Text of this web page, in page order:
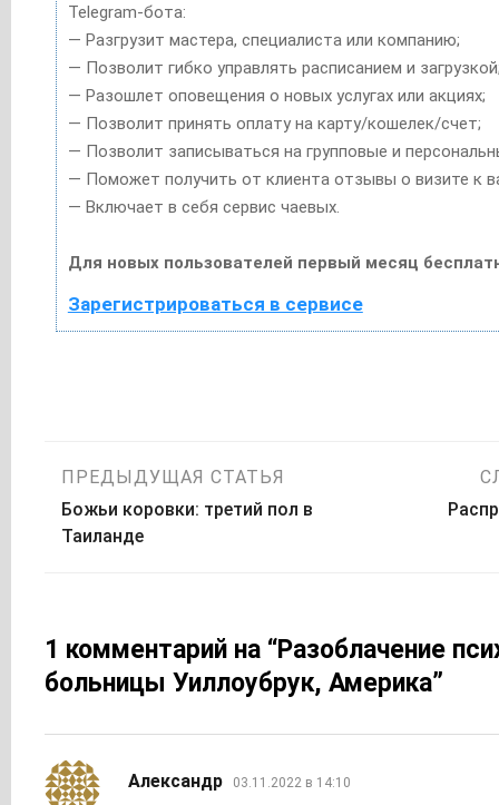
Telegram-бота:
— Разгрузит мастера, специалиста или компанию;
— Позволит гибко управлять расписанием и
— Разошлет оповещения о новых услугах или акциях;
— Позволит принять оплату на карту/кошелек/счет;
— Позволит записываться на групповые и
— Поможет получить от клиента отзывы о визите к
— Включает в себя сервис чаевых.
Для новых пользователей первый месяц
Зарегистрироваться в сервисе
Навигация
по
ПРЕДЫДУЩАЯ СТАТЬЯ
Божьи коровки: третий пол в
Таиланде
1 комментарий на “Разоблачение
больницы Уиллоубрук, Америка”
Александр: 03.11.2022 в 14:10